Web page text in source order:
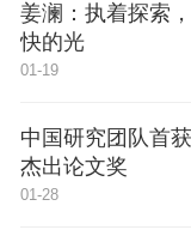
叉的体制机制，
新与人才培养。
据介绍，未
将以“基础性、前
理体制机制，建
姜澜：执着探索
快的光
01-19
中国研究团队首
杰出论文奖
01-28